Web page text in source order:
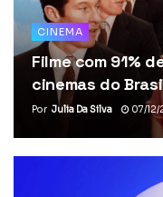
CINEMA
Filme com 91%
cinemas do
Por Julia Da Silva 07/